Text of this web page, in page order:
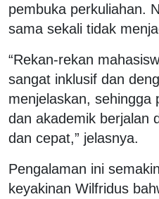
pembuka perkuliahan.
sama sekali tidak
“Rekan-rekan
sangat inklusif dan
menjelaskan, sehingga
dan akademik berjalan
dan cepat,” jelasnya.
Pengalaman ini
keyakinan Wilfridus